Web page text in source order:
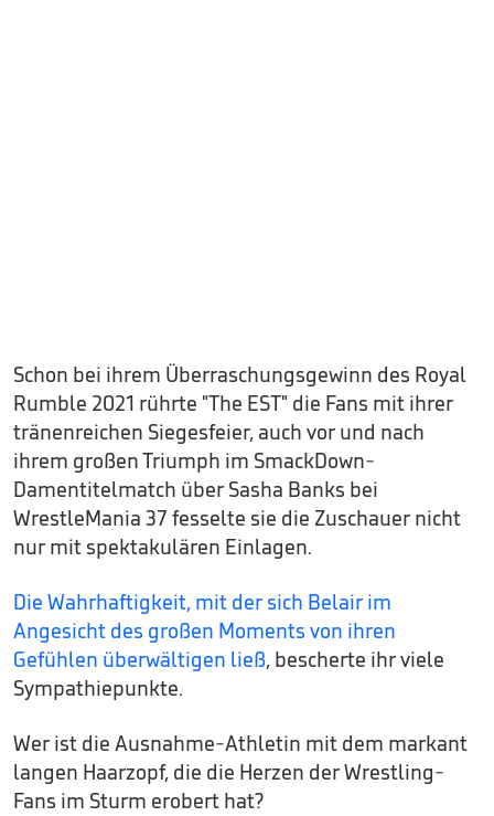
Schon bei ihrem Überraschungsgewinn des Royal
Rumble 2021 rührte "The EST" die Fans mit ihrer
tränenreichen Siegesfeier, auch vor und nach
ihrem großen Triumph im SmackDown-
Damentitelmatch über Sasha Banks bei
WrestleMania 37 fesselte sie die Zuschauer nicht
nur mit spektakulären Einlagen.
Die Wahrhaftigkeit, mit der sich Belair im
Angesicht des großen Moments von ihren
Gefühlen überwältigen ließ, bescherte ihr viele
Sympathiepunkte.
Wer ist die Ausnahme-Athletin mit dem markant
langen Haarzopf, die die Herzen der Wrestling-
Fans im Sturm erobert hat?